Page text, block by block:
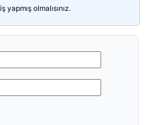
olmalısınız.